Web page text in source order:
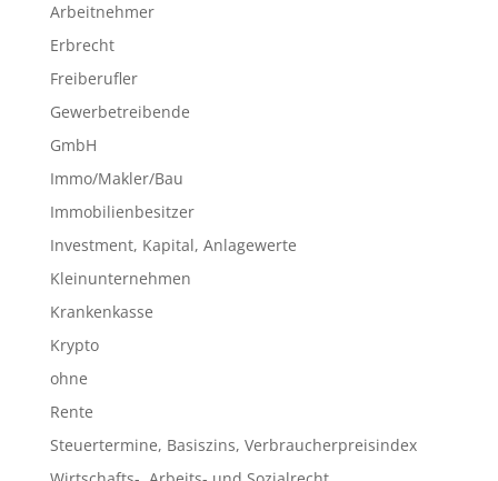
Arbeitnehmer
Erbrecht
Freiberufler
Gewerbetreibende
GmbH
Immo/Makler/Bau
Immobilienbesitzer
Investment, Kapital, Anlagewerte
Kleinunternehmen
Krankenkasse
Krypto
ohne
Rente
Steuertermine, Basiszins, Verbraucherpreisindex